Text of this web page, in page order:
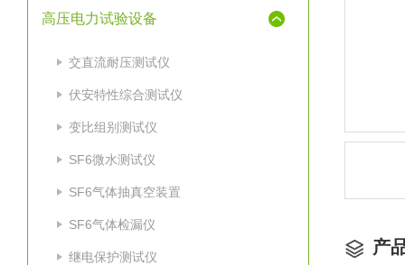
高压电力试验设备
交直流耐压测试仪
伏安特性综合测试仪
变比组别测试仪
SF6微水测试仪
SF6气体抽真空装置
SF6气体检漏仪
继电保护测试仪 产